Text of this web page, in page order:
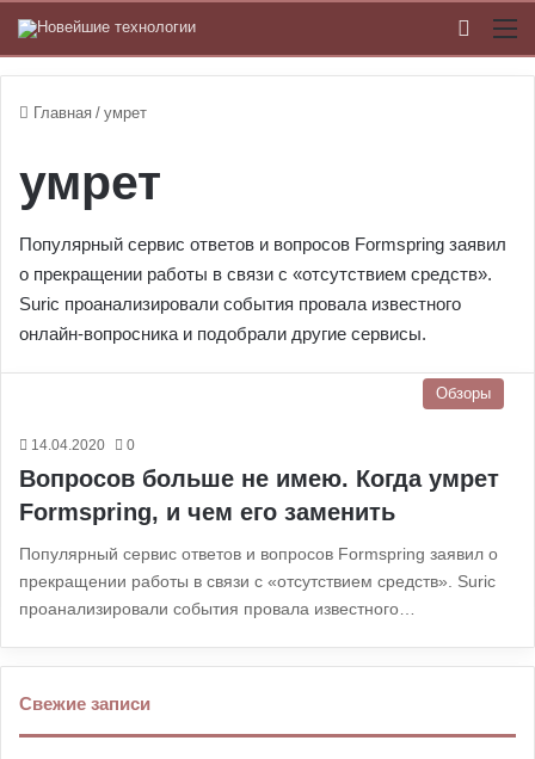
Главная / умрет
умрет
Популярный сервис ответов и вопросов Formspring заявил
о прекращении работы в связи с «отсутствием средств».
Suric проанализировали события провала известного
онлайн-вопросника и подобрали другие сервисы.
Обзоры
14.04.2020 0
Вопросов больше не имею. Когда умрет
Formspring, и чем его заменить
Популярный сервис ответов и вопросов Formspring заявил о
прекращении работы в связи с «отсутствием средств». Suric
проанализировали события провала известного…
Свежие записи